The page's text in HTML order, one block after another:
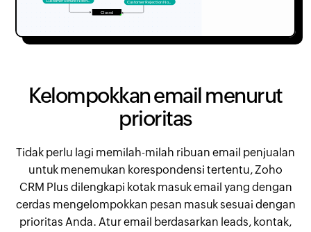
Kelompokkan email menurut
prioritas
Tidak perlu lagi memilah-milah ribuan email penjualan
untuk menemukan korespondensi tertentu, Zoho
CRM Plus dilengkapi kotak masuk email yang dengan
cerdas mengelompokkan pesan masuk sesuai dengan
prioritas Anda. Atur email berdasarkan leads, kontak,